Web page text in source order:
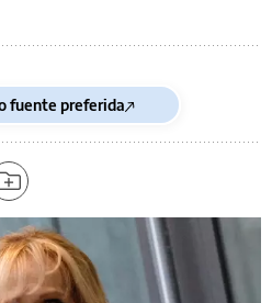
fuente preferida